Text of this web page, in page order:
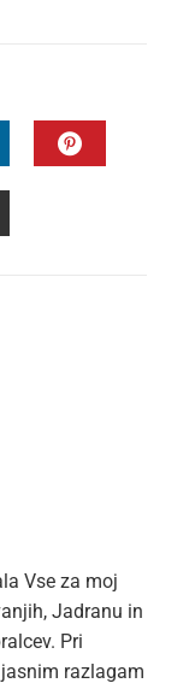
Vse za moj
Jadranu in
Pri
razlagam